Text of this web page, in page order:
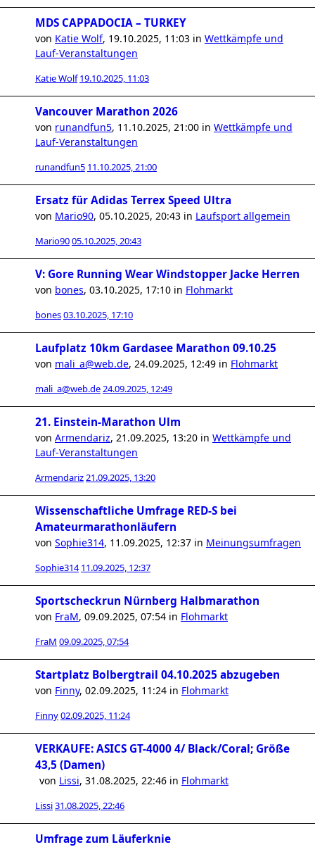
MDS CAPPADOCIA – TURKEY
von Katie Wolf, 19.10.2025, 11:03 in Wettkämpfe und
Lauf-Veranstaltungen
Katie Wolf 19.10.2025, 11:03
Vancouver Marathon 2026
von runandfun5, 11.10.2025, 21:00 in Wettkämpfe und
Lauf-Veranstaltungen
runandfun5 11.10.2025, 21:00
Ersatz für Adidas Terrex Speed Ultra
von Mario90, 05.10.2025, 20:43 in Laufsport allgemein
Mario9005.10.2025, 20:43
V: Gore Running Wear Windstopper Jacke Herren
von bones, 03.10.2025, 17:10 in Flohmarkt
bones03.10.2025, 17:10
Laufplatz 10km Gardasee Marathon 09.10.25
von mali_a@web.de, 24.09.2025, 12:49 in Flohmarkt
mali_a@web.de24.09.2025, 12:49
21. Einstein-Marathon Ulm
von Armendariz, 21.09.2025, 13:20 in Wettkämpfe und
Lauf-Veranstaltungen
Armendariz21.09.2025, 13:20
Wissenschaftliche Umfrage RED-S bei
Amateurmarathonläufern
von Sophie314, 11.09.2025, 12:37 in Meinungsumfragen
Sophie314 11.09.2025, 12:37
Sportscheckrun Nürnberg Halbmarathon
von FraM, 09.09.2025, 07:54 in Flohmarkt
FraM 09.09.2025, 07:54
Startplatz Bolbergtrail 04.10.2025 abzugeben
von Finny, 02.09.2025, 11:24 in Flohmarkt
Finny02.09.2025, 11:24
VERKAUFE: ASICS GT-4000 4/ Black/Coral; Größe
43,5 (Damen)
von Lissi, 31.08.2025, 22:46 in Flohmarkt
Lissi31.08.2025, 22:46
Umfrage zum Läuferknie